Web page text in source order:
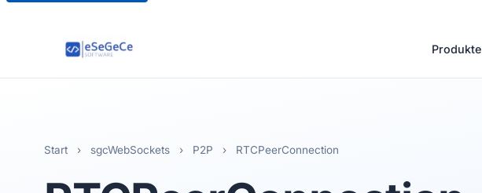
Produkte
Start › sgcWebSockets › P2P › RTCPeerConnection